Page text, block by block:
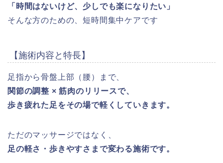
「時間はないけど、少しでも楽になりたい」
そんな方のための、短時間集中ケアです
【施術内容と特長】
足指から骨盤上部（腰）まで、
関節の調整 × 筋肉のリリースで、
歩き疲れた足をその場で軽くしていきます。
ただのマッサージではなく、
足の軽さ・歩きやすさまで変わる施術です。